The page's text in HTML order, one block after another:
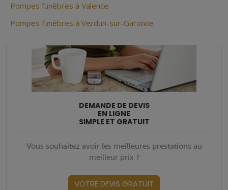
Pompes funèbres à Valence
Pompes funèbres à Verdun-sur-Garonne
DEMANDE DE DEVIS
EN LIGNE
SIMPLE ET GRATUIT
Vous souhaitez avoir les meilleures prestations au
meilleur prix ?
VOTRE DEVIS GRATUIT